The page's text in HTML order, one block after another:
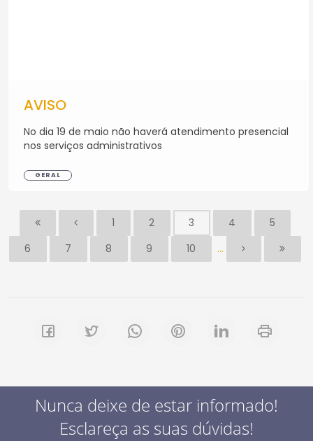
AVISO
No dia 19 de maio não haverá atendimento presencial
nos serviços administrativos
GERAL
1 2 3 4
5
6
7 8 9 10 ...
Nunca deixe de estar informado!
Esclareça as suas dúvidas!